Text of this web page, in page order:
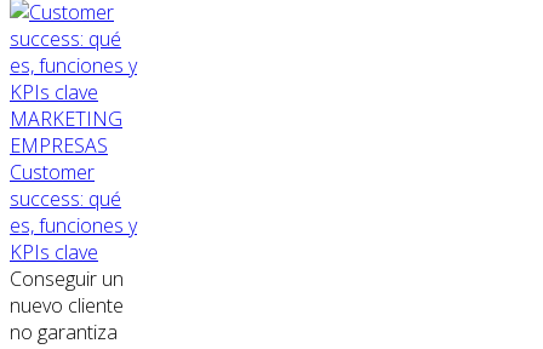
MARKETING
EMPRESAS
Customer
success: qué
es, funciones y
KPIs clave
Conseguir un
nuevo cliente
no garantiza